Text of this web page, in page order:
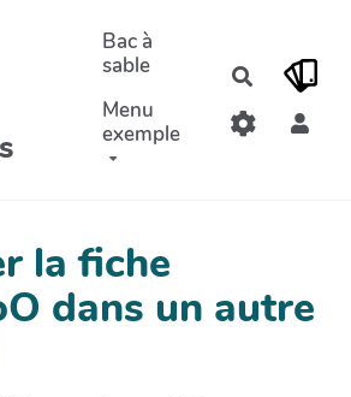
Bac à
sable
Menu
exemple
la fiche
dans un autre